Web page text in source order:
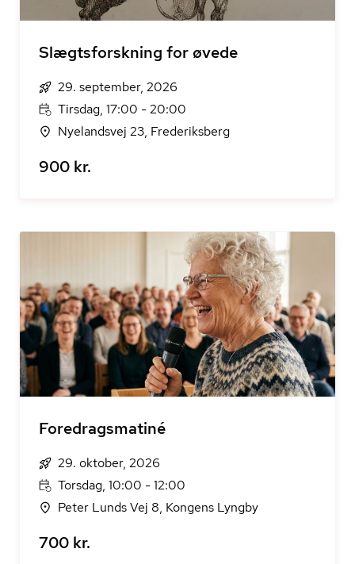
Slægtsforskning for øvede
29. september, 2026
Tirsdag, 17:00 - 20:00
Nyelandsvej 23, Frederiksberg
900 kr.
Foredragsmatiné
29. oktober, 2026
Torsdag, 10:00 - 12:00
Peter Lunds Vej 8, Kongens Lyngby
700 kr.